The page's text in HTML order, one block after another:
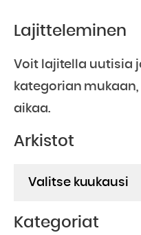
Lajitteleminen
Voit lajitella uutisia
kategorian
aikaa.
Arkistot
Kategoriat